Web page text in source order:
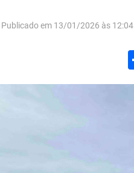
Publicado em 13/01/2026 às 12:04